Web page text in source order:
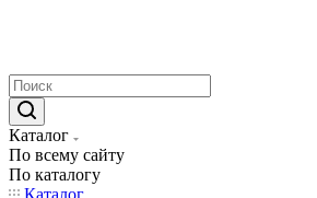
Каталог
По всему сайту
По каталогу
Каталог